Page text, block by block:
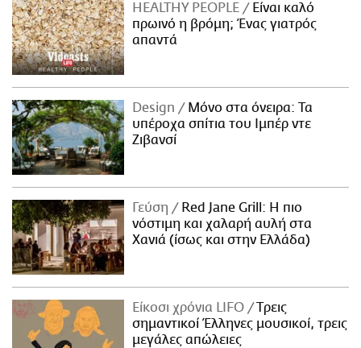
HEALTHY PEOPLE
Είναι καλό
πρωινό η βρόμη; Ένας γιατρός
απαντά
Design
Μόνο στα όνειρα: Τα
υπέροχα σπίτια του Ιμπέρ ντε
Ζιβανσί
Γεύση
Red Jane Grill: Η πιο
νόστιμη και χαλαρή αυλή στα
Χανιά (ίσως και στην Ελλάδα)
Είκοσι χρόνια LIFO
Tρεις
σημαντικοί Έλληνες μουσικοί, τρεις
μεγάλες απώλειες